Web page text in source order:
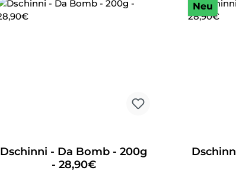
Dschinni - Da Bomb - 200g
- 28,90€
Neu